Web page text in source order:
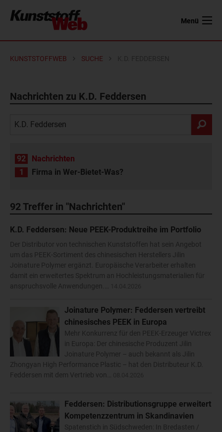
Menü
KUNSTSTOFFWEB SUCHE
Nachrichten zu K.D. Feddersen
92
Nachrichten
1
Firma in Wer-Bietet-Was?
92Treffer in "Nachrichten"
K.D. Feddersen: Neue PEEK-Produktreihe im Portfolio
Der Distributor von technischen Kunststoffen hat sein Angebot
um das PEEK-Sortiment des chinesischen Herstellers Jilin
Joinature Polymer ergänzt. Europäische Verarbeiter erhalten
damit ein erweitertes Spektrum an Hochleistungsmaterialien für
anspruchsvolle Anwendungen.…
Joinature Polymer: Feddersen vertreibt
chinesisches PEEK in Europa
Mehr Konkurrenz für den PEEK-Erzeuger Victrex
in Europa: Der chinesische Produzent Jilin
Joinature Polymer – auch bekannt als Jilin
Zhongyan High Performance Plastic – hat den Distributeur K.D.
Feddersen mit dem Vertrieb von…
Feddersen: Distributionsgruppe erweitert
Kompetenzzentrum in Skandinavien
Spatenstich in Südschweden: In Bredasten /